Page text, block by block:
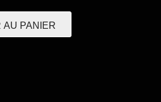
AU PANIER